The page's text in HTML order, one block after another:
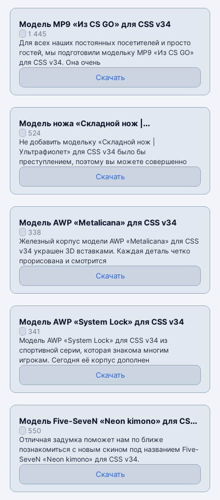
Модель MP9 «Из CS GO» для CSS v34
1 445
Для всех наших постоянных посетителей и просто
гостей, мы подготовили модельку MP9 «Из CS GO»
для CSS v34. Она очень
Скачать
Модель ножа «Складной нож |
Ультрафиолет» для CSS v34
524
Не добавить модельку «Складной нож |
Ультрафиолет» для CSS v34 было бы
преступлением, поэтому вы можете совершенно
Скачать
Модель AWP «Metalicana» для CSS v34
338
Железный корпус модели AWP «Metalicana» для CSS
v34 украшен 3D вставками. Каждая деталь четко
прорисована и смотрится
Скачать
Модель AWP «System Lock» для CSS v34
341
Модель AWP «System Lock» для CSS v34 из
спортивной серии, которая знакома многим
игрокам. Сегодня её корпус дополнен
Скачать
Модель Five-SeveN «Neon kimono» для CSS
v34550
Отличная задумка поможет нам по ближе
познакомиться с новым скином под названием Five-
SeveN «Neon kimono» для CSS v34.
Скачать